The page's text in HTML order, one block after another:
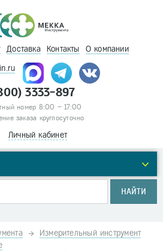
Доставка Контакты О компании
3333-897
номер 8:00 – 17:00
заказа круглосуточно
Личный кабинет
НАЙТИ
Измерительный инструмент